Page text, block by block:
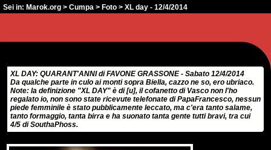
Sei in: Marok.org > Cumpa > Foto > XL day - 12/4/2014
XL DAY: QUARANT'ANNI di FAVONE GRASSONE - Sabato 12/4/2014
Da qualche parte in culo ai monti sopra Biella, cazzo ne so, ero ubriaco.
Note: la definizione "XL DAY" è di [u], il cofanetto di Vasco non l'ho
regalato io, non sono state ricevute telefonate di PapaFrancesco, nessun
piede femminile è stato pubblicamente leccato, ma c'era tanto salame,
tanto formaggio, tanta birra e ha suonato tanta gente tutti bravi, tra cui
4/5 di SouthaPhoss.